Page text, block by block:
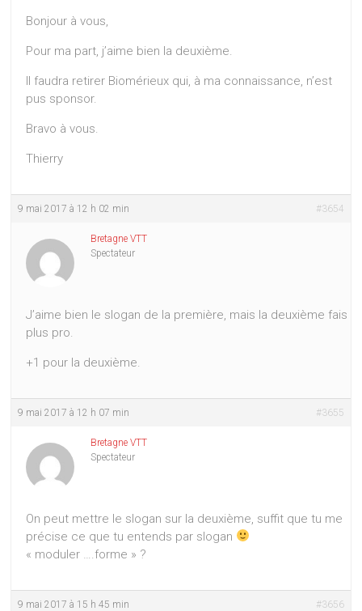
Bonjour à vous,
Pour ma part, j’aime bien la deuxième.
Il faudra retirer Biomérieux qui, à ma connaissance, n’est
pus sponsor.
Bravo à vous.
Thierry
9 mai 2017 à 12 h 02 min #3654
Bretagne VTT
Spectateur
J’aime bien le slogan de la première, mais la deuxième fais
plus pro.
+1 pour la deuxième.
9 mai 2017 à 12 h 07 min #3655
Bretagne VTT
Spectateur
On peut mettre le slogan sur la deuxième, suffit que tu me
précise ce que tu entends par slogan
« moduler ….forme » ?
9 mai 2017 à 15 h 45 min #3656